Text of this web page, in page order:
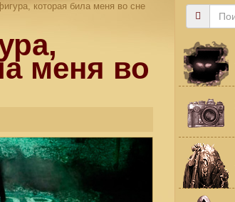
которая била меня во сне
меня во
Поиск